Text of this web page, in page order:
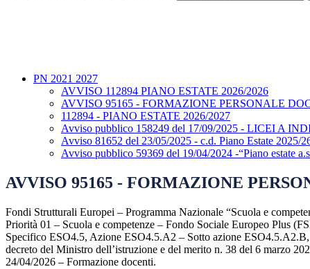
PN 2021 2027
AVVISO 112894 PIANO ESTATE 2026/2026
AVVISO 95165 - FORMAZIONE PERSONALE
112894 - PIANO ESTATE 2026/2027
Avviso pubblico 158249 del 17/09/2025 - LICEI A
Avviso 81652 del 23/05/2025 - c.d. Piano Estate 2025/
Avviso pubblico 59369 del 19/04/2024 -“Piano estate
AVVISO 95165 - FORMAZIONE
Fondi Strutturali Europei – Programma Nazionale “Scuola e
Priorità 01 – Scuola e competenze – Fondo Sociale Europeo Plus
Specifico ESO4.5, Azione ESO4.5.A2 – Sotto azione
decreto del Ministro dell’istruzione e del merito n. 38 del 6 marzo
24/04/2026 – Formazione docenti.